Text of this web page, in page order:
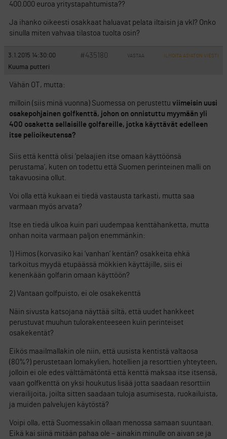
400.000 euroa yritystapahtumista??
Ja ihanko oikeesti osakkaat haluavat pelata iltaisin ja vkl? Onko
sinulla miten vahvaa tilastoa tuolta osin?
3.1.2015 14:30:00 #435180 VASTAA ILMOITA ASIATON VIESTI
Kuuma putteri
Vähän OT, mutta:
milloin (siis minä vuonna) Suomessa on perustettu viimeisin uusi
osakepohjainen golfkenttä, johon on onnistuttu myymään yli
400 osaketta sellaisille golfareille, jotka käyttävät edelleen
itse pelioikeutensa?
Siis että kenttä olisi ’pelaajien itse omaan käyttöönsä
perustama’, kuten on todettu että Suomen perinteinen malli on
takavuosina ollut.
Voi olla että kukaan ei tiedä vastausta tarkasti, mutta saa
varmaan myös arvata?
Itse en tiedä ulkoa kuin pari uudempaa kenttähanketta, mutta
onhan noita varmaan paljon enemmänkin:
1) Himos (korvasiko kai ’vanhan’ kentän? osakkeita ehkä
tarkoitus myydä etupäässä mökkien käyttäjille, siis ei
kenenkään golfarin omaan käyttöön?
2) Vantaan golfpuisto, ei ole osakekenttä
Näin sivusta katsojana näyttää siltä, että uudet hankkeet
perustuvat muuhun tulorakenteeseen kuin perinteiset
osakekentät?
Eikös maailmallakin ole niin, että uusista kentistä valtaosa
(80%?) perustetaan lomakylien, hotellien ja resorttien yhteyteen,
jolloin ei ole edes välttämätöntä että kenttä maksaa itse itsensä,
vaan golfkenttä on yksi houkutus lisää jotta saadaan resorttiin
vierailijoita, joilta sitten saadaan tuloja asumisesta, ruokailuista,
ja muiden palvelujen käytöstä?
Voipi olla, että Suomessakin ollaan menossa samaan suuntaan.
Eikä kai siinä mitään pahaa ole – ainakin minulle on aivan se ja